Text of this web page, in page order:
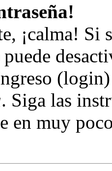
¡calma! Si
puede
. Siga las
en muy